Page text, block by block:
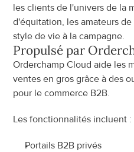
les clients de l'univers de la
d'équitation, les amateurs
style de vie à la campagne.
Propulsé par
Orderchamp Cloud aide les
ventes en gros grâce à des
pour le commerce B2B.
Les fonctionnalités incluent :
Portails B2B privés